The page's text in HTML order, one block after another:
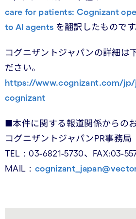
care for patients: Cognizant
to AI agents を翻訳したものです
コグニザントジャパンの詳細は
ださい。
https://www.cognizant.com/
cognizant
■本件に関する報道関係からの
コグニザントジャパンPR事務局
TEL：03-6821-5730、FAX:03-
MAIL：